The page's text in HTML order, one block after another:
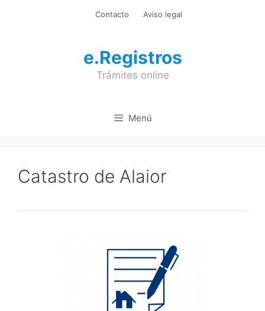
Contacto Aviso legal
e.Registros
Trámites online
Menú
Catastro de Alaior